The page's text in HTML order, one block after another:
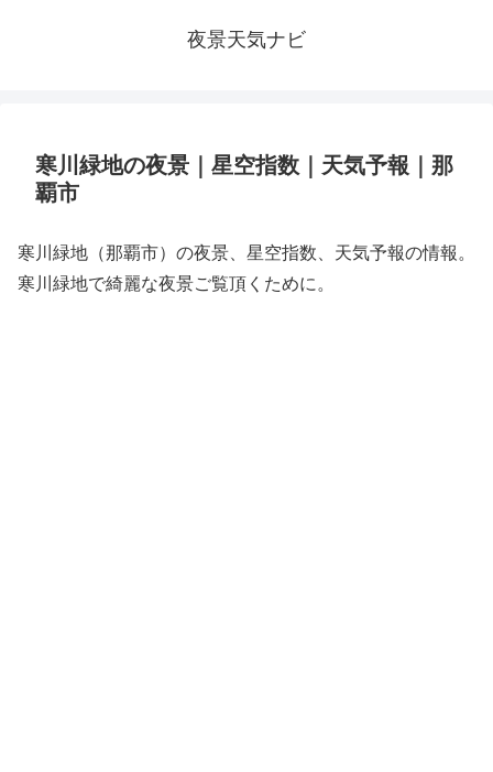
夜景天気ナビ
寒川緑地の夜景｜星空指数｜天気予報｜那
覇市
寒川緑地（那覇市）の夜景、星空指数、天気予報の情報。
寒川緑地で綺麗な夜景ご覧頂くために。